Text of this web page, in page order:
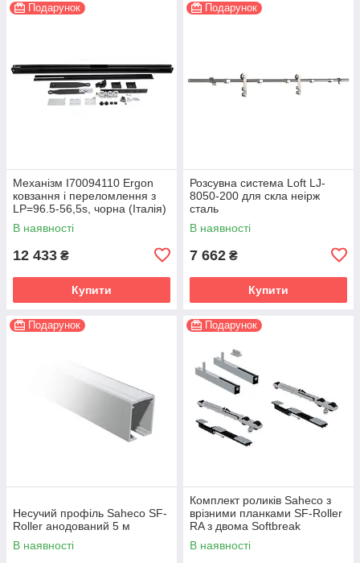
Подарунок
Механізм I70094110 Ergon
ковзання і переломлення з
LP=96.5-56,5s, чорна (Італія)
В наявності
12 433 ₴
Купити
Подарунок
Розсувна система Loft LJ-
8050-200 для скла неірж
сталь
В наявності
7 662 ₴
Купити
Подарунок
Несучий профіль Saheco SF-
Roller анодований 5 м
В наявності
Подарунок
Комплект роликів Saheco з
врізними планками SF-Roller
RA з двома Softbreak
В наявності